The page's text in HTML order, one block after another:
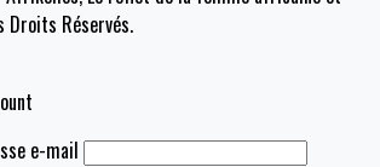
Droits Réservés.
e-mail